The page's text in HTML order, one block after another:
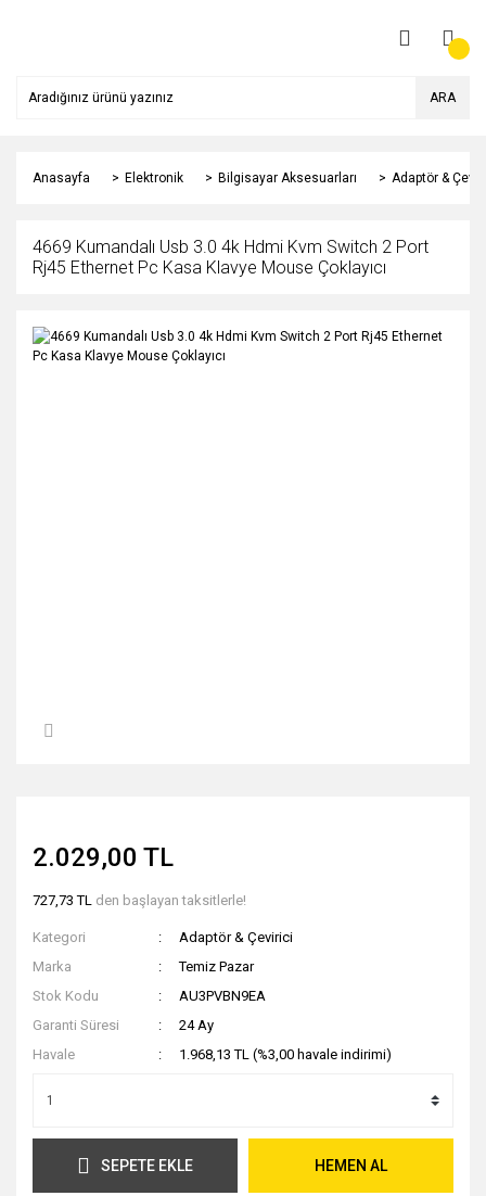
ARA
Anasayfa Elektronik Bilgisayar Aksesuarları Adaptör &
4669 Kumandalı Usb 3.0 4k Hdmi Kvm Switch 2 Port
Rj45 Ethernet Pc Kasa Klavye Mouse Çoklayıcı
2.029,00 TL
727,73 TL den başlayan taksitlerle!
Kategori
Adaptör & Çevirici
Marka
Temiz Pazar
Stok Kodu
AU3PVBN9EA
Garanti Süresi
24 Ay
Havale
1.968,13 TL (%3,00 havale indirimi)
SEPETE EKLE HEMEN AL